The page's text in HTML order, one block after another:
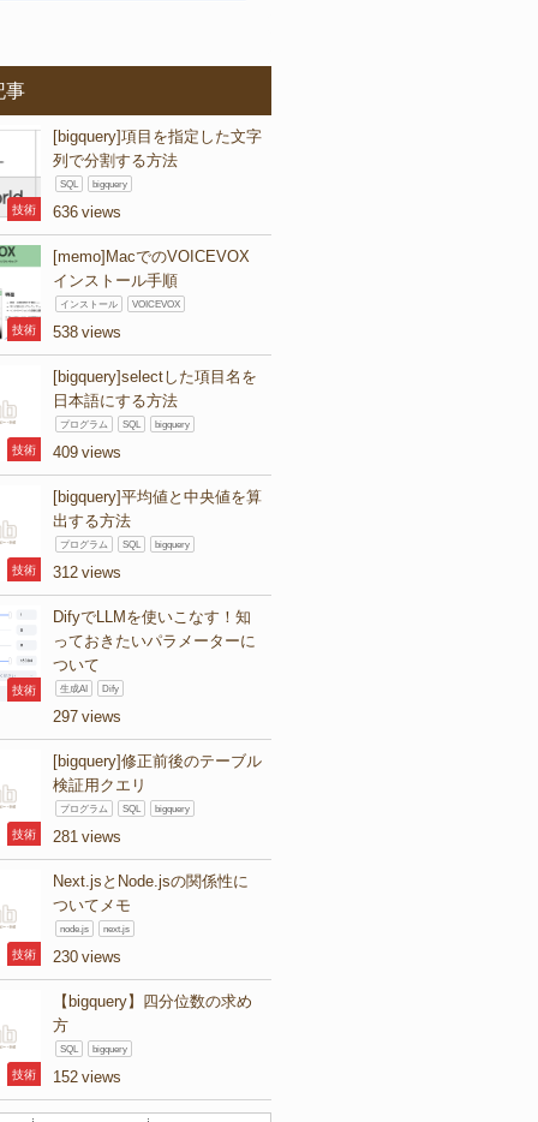
事
技術
[bigquery]項目を指定した文字
列で分割する方法
SQL bigquery
636
技術
[memo]MacでのVOICEVOX
インストール手順
インストール VOICEVOX
538
技術
[bigquery]selectした項目名を
日本語にする方法
プログラム SQL bigquery
409
技術
[bigquery]平均値と中央値を算
出する方法
プログラム SQL bigquery
312
技術
DifyでLLMを使いこなす！知
っておきたいパラメーターに
ついて
生成AI Dify
297
技術
[bigquery]修正前後のテーブル
検証用クエリ
プログラム SQL bigquery
281
技術
Next.jsとNode.jsの関係性に
ついてメモ
node.js next.js
230
技術
【bigquery】四分位数の求め
方
SQL bigquery
152